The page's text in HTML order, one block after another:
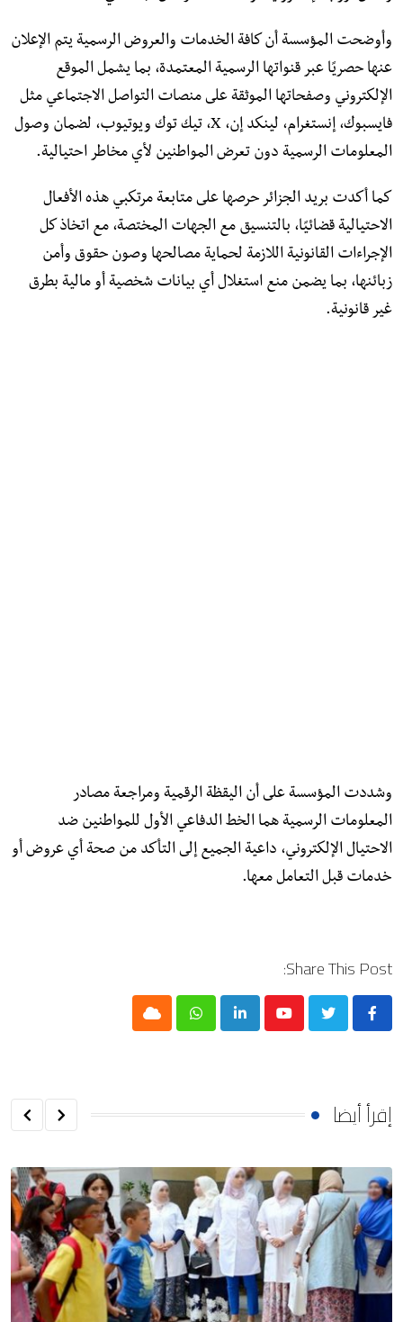
وأوضحت المؤسسة أن كافة الخدمات والعروض الرسمية يتم الإعلان
عنها حصريًا عبر قنواتها الرسمية المعتمدة، بما يشمل الموقع
الإلكتروني وصفحاتها الموثقة على منصات التواصل الاجتماعي مثل
فايسبوك، إنستغرام، لينكد إن، X، تيك توك ويوتيوب، لضمان وصول
المعلومات الرسمية دون تعرض المواطنين لأي مخاطر احتيالية.
كما أكدت بريد الجزائر حرصها على متابعة مرتكبي هذه الأفعال
الاحتيالية قضائيًا، بالتنسيق مع الجهات المختصة، مع اتخاذ كل
الإجراءات القانونية اللازمة لحماية مصالحها وصون حقوق وأمن
زبائنها، بما يضمن منع استغلال أي بيانات شخصية أو مالية بطرق
غير قانونية.
وشددت المؤسسة على أن اليقظة الرقمية ومراجعة مصادر
المعلومات الرسمية هما الخط الدفاعي الأول للمواطنين ضد
الاحتيال الإلكتروني، داعية الجميع إلى التأكد من صحة أي عروض أو
خدمات قبل التعامل معها.
Share This Post:
Youtube
LinkedIn
Whatsapp
Cloud
إقرأ أيضا